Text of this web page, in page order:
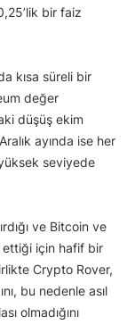
bir faiz
kısa süreli bir
değer
düşüş ekim
ayında ise her
seviyede
ve Bitcoin ve
ettiği için hafif bir
Crypto Rover,
bu nedenle asıl
olmadığını